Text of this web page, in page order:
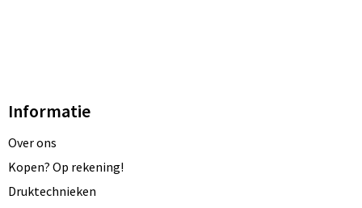
Informatie
Over ons
Kopen? Op rekening!
Druktechnieken